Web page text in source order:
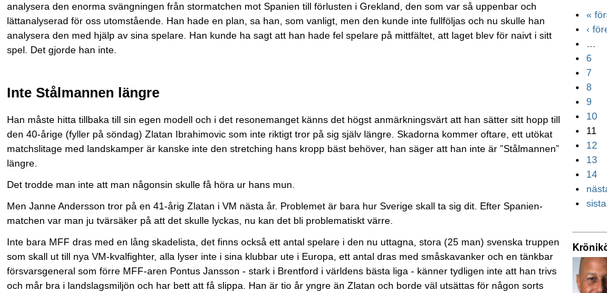
analysera den enorma svängningen från stormatchen mot Spanien till förlusten i Grekland, den som var så uppenbar och
lättanalyserad för oss utomstående. Han hade en plan, sa han, som vanligt, men den kunde inte fullföljas och nu skulle han
analysera den med hjälp av sina spelare. Han kunde ha sagt att han hade fel spelare på mittfältet, att laget blev för naivt i sitt
spel. Det gjorde han inte.
Inte Stålmannen längre
Han måste hitta tillbaka till sin egen modell och i det resonemanget känns det högst anmärkningsvärt att han sätter sitt hopp till
den 40-årige (fyller på söndag) Zlatan Ibrahimovic som inte riktigt tror på sig själv längre. Skadorna kommer oftare, ett utökat
matchslitage med landskamper är kanske inte den stretching hans kropp bäst behöver, han säger att han inte är ”Stålmannen”
längre.
Det trodde man inte att man någonsin skulle få höra ur hans mun.
Men Janne Andersson tror på en 41-årig Zlatan i VM nästa år. Problemet är bara hur Sverige skall ta sig dit. Efter Spanien-
matchen var man ju tvärsäker på att det skulle lyckas, nu kan det bli problematiskt värre.
Inte bara MFF dras med en lång skadelista, det finns också ett antal spelare i den nu uttagna, stora (25 man) svenska truppen
som skall ut till nya VM-kvalfighter, alla lyser inte i sina klubbar ute i Europa, ett antal dras med småskavanker och en tänkbar
försvarsgeneral som förre MFF-aren Pontus Jansson - stark i Brentford i världens bästa liga - känner tydligen inte att han trivs
och mår bra i landslagsmiljön och har bett att få slippa. Han är tio år yngre än Zlatan och borde väl utsättas för någon sorts
«
‹
…
6
7
8
9
10
11
12
13
14